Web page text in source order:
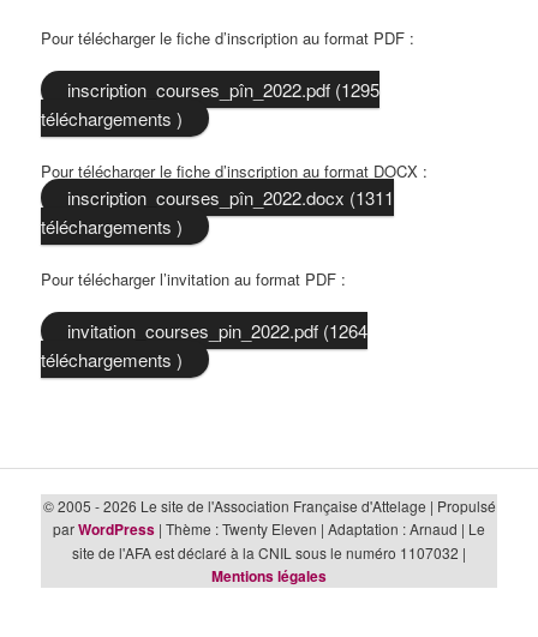
Pour télécharger le fiche d’inscription au format PDF :
inscription_courses_pîn_2022.pdf (1295
téléchargements )
Pour télécharger le fiche d’inscription au format DOCX :
inscription_courses_pîn_2022.docx (1311
téléchargements )
Pour télécharger l’invitation au format PDF :
invitation_courses_pin_2022.pdf (1264
téléchargements )
© 2005 - 2026 Le site de l'Association Française d'Attelage | Propulsé
parWordPress | Thème : Twenty Eleven | Adaptation : Arnaud | Le
site de l'AFA est déclaré à la CNIL sous le numéro 1107032 |
Mentions légales